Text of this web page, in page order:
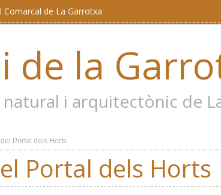
Comarcal de La Garrotxa
de la
i arquitectònic de
Portal dels Horts
Portal dels Horts